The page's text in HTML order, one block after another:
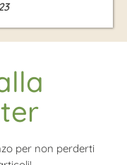
per non perderti